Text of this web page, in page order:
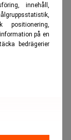
innehåll,
positionering,
på en
bedrägerier
och direkt i
lite på
Min
och